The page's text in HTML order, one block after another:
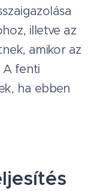
illetve az
amikor az
A fenti
ha ebben